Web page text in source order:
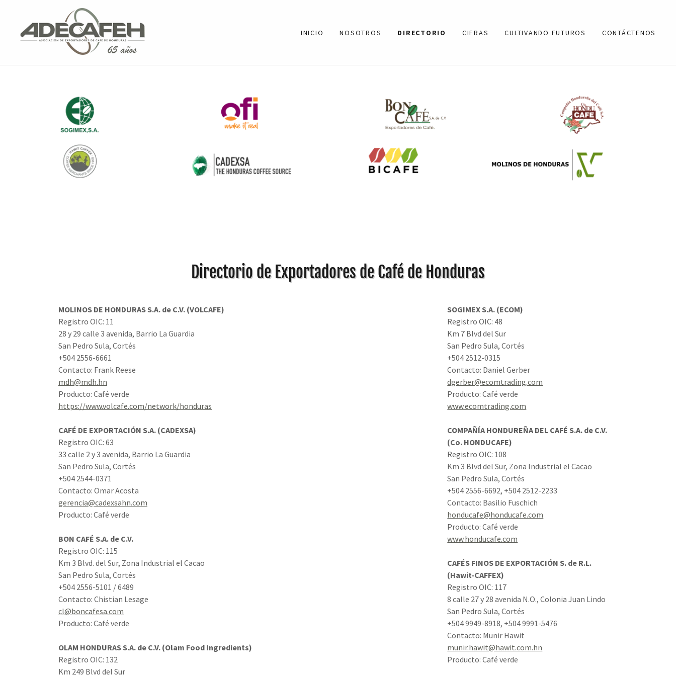
INICIO NOSOTROS DIRECTORIO CIFRAS CULTIVANDO FUTUROS CONTÁCTENOS
Directorio de Exportadores de Café de Honduras
MOLINOS DE HONDURAS S.A. de C.V. (VOLCAFE)
Registro OIC: 11
28 y 29 calle 3 avenida, Barrio La Guardia
San Pedro Sula, Cortés
+504 2556-6661
Contacto: Frank Reese
mdh@mdh.hn
Producto: Café verde
https://www.volcafe.com/network/honduras
CAFÉ DE EXPORTACIÓN S.A. (CADEXSA)
Registro OIC: 63
33 calle 2 y 3 avenida, Barrio La Guardia
San Pedro Sula, Cortés
+504 2544-0371
Contacto: Omar Acosta
gerencia@cadexsahn.com
Producto: Café verde
BON CAFÉ S.A. de C.V.
Registro OIC: 115
Km 3 Blvd. del Sur, Zona Industrial el Cacao
San Pedro Sula, Cortés
+504 2556-5101 / 6489
Contacto: Chistian Lesage
cl@boncafesa.com
Producto: Café verde
OLAM HONDURAS S.A. de C.V. (Olam Food Ingredients)
Registro OIC: 132
Km 249 Blvd del Sur
SOGIMEX S.A. (ECOM)
Registro OIC: 48
Km 7 Blvd del Sur
San Pedro Sula, Cortés
+504 2512-0315
Contacto: Daniel Gerber
dgerber@ecomtrading.com
Producto: Café verde
www.ecomtrading.com
COMPAÑÍA HONDUREÑA DEL CAFÉ S.A. de C.V.
(Co. HONDUCAFE)
Registro OIC: 108
Km 3 Blvd del Sur, Zona Industrial el Cacao
San Pedro Sula, Cortés
+504 2556-6692, +504 2512-2233
Contacto: Basilio Fuschich
honducafe@honducafe.com
Producto: Café verde
www.honducafe.com
CAFÉS FINOS DE EXPORTACIÓN S. de R.L.
(Hawit-CAFFEX)
Registro OIC: 117
8 calle 27 y 28 avenida N.O., Colonia Juan Lindo
San Pedro Sula, Cortés
+504 9949-8918, +504 9991-5476
Contacto: Munir Hawit
munir.hawit@hawit.com.hn
Producto: Café verde